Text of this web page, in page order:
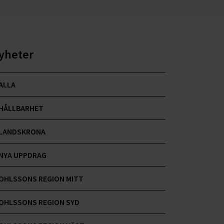
UPPDRAG
REGION MITT
REGION SYD